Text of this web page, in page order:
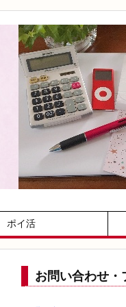
ポイ活
お問い合わせ・